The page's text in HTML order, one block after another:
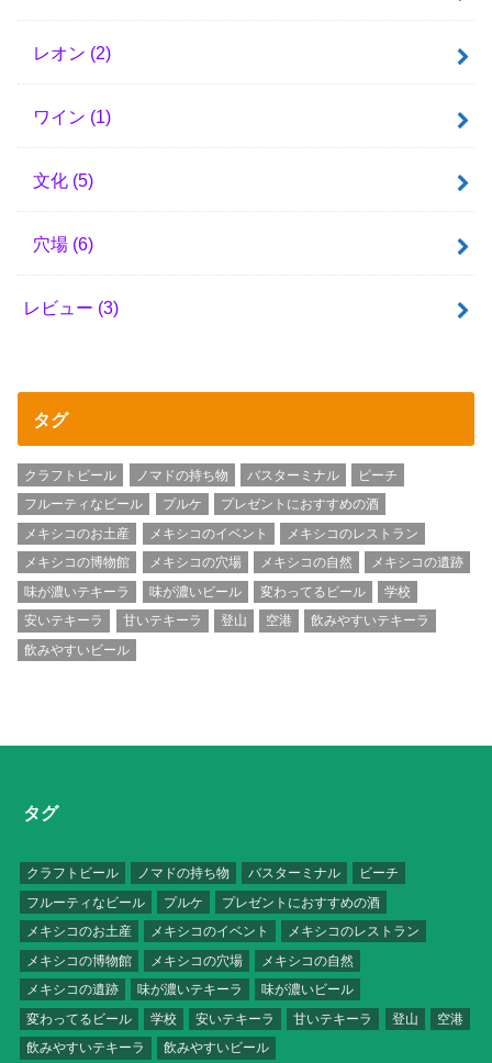
レオン (2)
ワイン (1)
文化 (5)
穴場 (6)
レビュー (3)
タグ
クラフトビール ノマドの持ち物 バスターミナル
ビーチ
フルーティなビール
プルケ
プレゼントにおすすめの酒
メキシコのお土産
メキシコのイベント
メキシコのレストラン
メキシコの博物館
メキシコの穴場 メキシコの自然
メキシコの遺跡
味が濃いテキーラ
味が濃いビール 変わってるビール
学校
安いテキーラ
甘いテキーラ 登山 空港
飲みやすいテキーラ
飲みやすいビール
タグ
クラフトビール ノマドの持ち物 バスターミナル
ビーチ
フルーティなビール
プルケ
プレゼントにおすすめの酒
メキシコのお土産
メキシコのイベント
メキシコのレストラン
メキシコの博物館
メキシコの穴場
メキシコの自然
メキシコの遺跡
味が濃いテキーラ
味が濃いビール
変わってるビール
学校 安いテキーラ 甘いテキーラ 登山
空港
飲みやすいテキーラ
飲みやすいビール